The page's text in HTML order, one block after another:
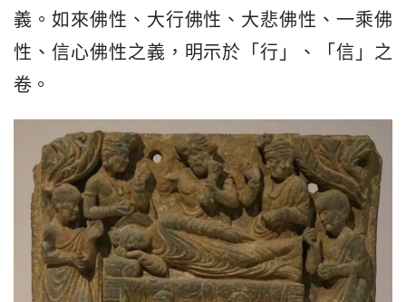
義。如來佛性、大行佛性、大悲佛性、一乘佛
性、信心佛性之義，明示於「行」、「信」之
卷。